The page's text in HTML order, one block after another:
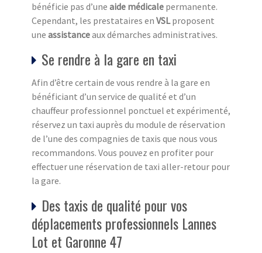
bénéficie pas d’une aide médicale permanente.
Cependant, les prestataires en VSLproposent
une assistanceaux démarches administratives.
Se rendre à la gare en taxi
Afin d’être certain de vous rendre à la gare en
bénéficiant d’un service de qualité et d’un
chauffeur professionnel ponctuel et expérimenté,
réservez un taxi auprès du module de réservation
de l’une des compagnies de taxis que nous vous
recommandons. Vous pouvez en profiter pour
effectuer une réservation de taxi aller-retour pour
la gare.
Des taxis de qualité pour vos
déplacements professionnels Lannes
Lot et Garonne 47